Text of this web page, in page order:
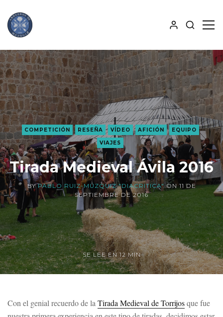
COMPETICIÓN RESEÑA VÍDEO AFICIÓN
EQUIPO
VIAJES
Tirada Medieval Ávila 2016
BYPABLO RUIZ-MÚZQUIZ "DIACRITICA"ON 11 DE
SEPTIEMBRE DE 2016
SE LEE EN 12 MIN
Con el genial recuerdo de la Tirada Medieval de Torrijosque fue